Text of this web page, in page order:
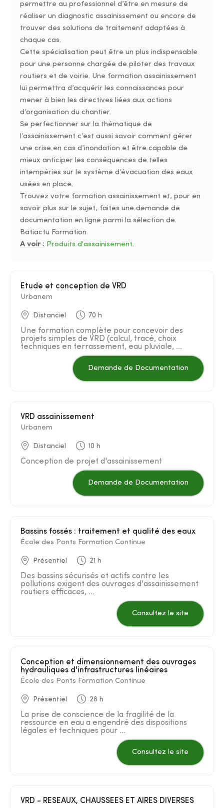
permettre au professionnel d’être en mesure de
réaliser un diagnostic assainissement ou encore de
trouver des solutions de traitement adaptées à
chaque cas.
Cette spécialisation peut être un plus indispensable
pour une personne chargée de piloter des travaux
routiers et de voirie. Une formation assainissement
lui permettra d’acquérir les connaissances pour
mener à bien les directives liées aux actions
d’organisation du chantier.
Se perfectionner sur la thématique de
l’assainissement c’est aussi savoir comment gérer
une crise en cas d’inondation et être capable de
mieux anticiper les conséquences de telles
intempéries sur le système d’évacuation des eaux
usées en place.
Trouvez votre formation assainissement et, pour en
savoir plus sur le sujet, faites une demande de
documentation en ligne parmi la sélection de
Batiactu Formation.
A voir : Produits d'assainisement.
Etude et conception de VRD
Urbanem
Distanciel 70 h
Une formation complète pour concevoir des
projets simples de VRD (calcul, tracé, choix
techniques en terrassement, eau pluviale, ...
Demande de Documentation
VRD assainissement
Urbanem
Distanciel 10 h
Conception de projet d'assainissement
Demande de Documentation
Bassins fossés : traitement et qualité des eaux
École des Ponts Formation Continue
Présentiel 21 h
Des bassins sécurisés et actifs contre les
pollutions exigent des ouvrages d'assainissement
routiers efficaces, ...
Consultez le site
Conception et dimensionnement des ouvrages
hydrauliques d'infrastructures linéaires
École des Ponts Formation Continue
Présentiel 28 h
La prise de conscience de la fragilité de la
ressource en eau a engendré des dispositions
légales et techniques pour ...
Consultez le site
VRD - RESEAUX, CHAUSSEES ET AIRES DIVERSES